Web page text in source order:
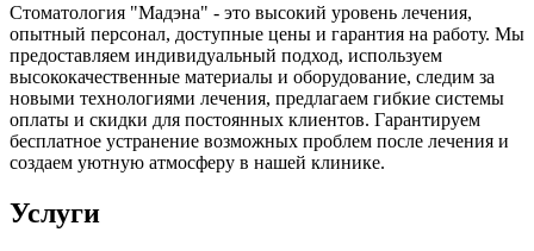
Стоматология "Мадэна" - это высокий уровень лечения,
опытный персонал, доступные цены и гарантия на работу. Мы
предоставляем индивидуальный подход, используем
высококачественные материалы и оборудование, следим за
новыми технологиями лечения, предлагаем гибкие системы
оплаты и скидки для постоянных клиентов. Гарантируем
бесплатное устранение возможных проблем после лечения и
создаем уютную атмосферу в нашей клинике.
Услуги